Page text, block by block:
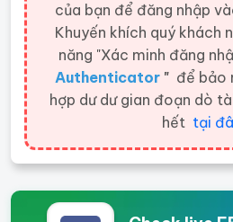
của bạn để đăng nhập
Khuyến khích quý khách
năng "Xác minh đăng
Authenticator " để bảo
hợp dư dư gian đoạn dò
hết tại